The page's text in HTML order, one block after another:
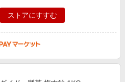
ストアにすすむ